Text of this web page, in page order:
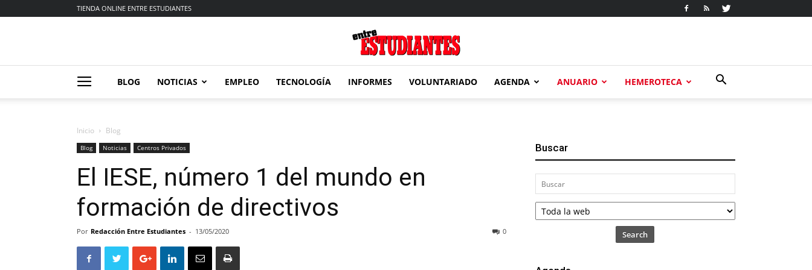
TIENDA ONLINE ENTRE ESTUDIANTES
Estudiantes
BLOG NOTICIAS EMPLEO TECNOLOGÍA INFORMES VOLUNTARIADO AGENDA ANUARIO HEMEROTECA
Inicio Blog
Blog Noticias Centros Privados
El IESE, número 1 del mundo en
formación de directivos
Por Redacción Entre Estudiantes - 13/05/2020 0
Buscar
Search